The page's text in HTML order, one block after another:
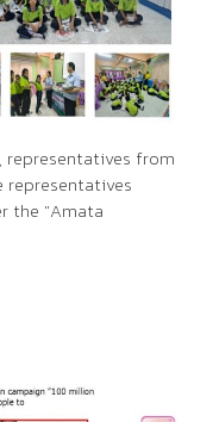
representatives from
representatives
the "Amata